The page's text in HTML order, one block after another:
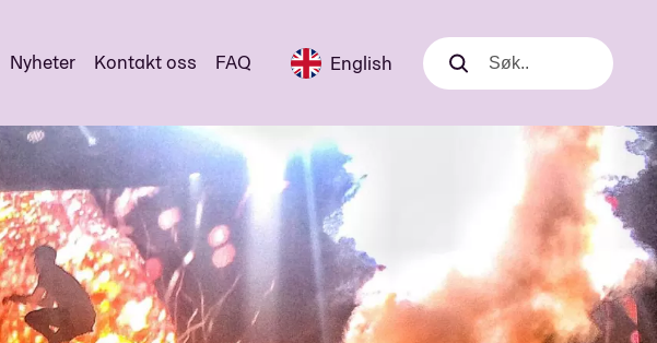
Nyheter Kontakt oss FAQ English Søk
Søk